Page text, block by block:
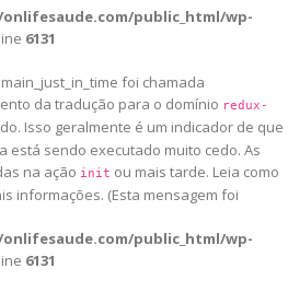
onlifesaude.com/public_html/wp-
6131
foi chamada
da tradução para o domínio redux-
Isso geralmente é um indicador de que
está sendo executado muito cedo. As
na ação init ou mais tarde. Leia como
informações. (Esta mensagem foi
onlifesaude.com/public_html/wp-
6131